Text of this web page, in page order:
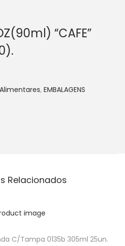
“CAFE”
, EMBALAGENS
Relacionados
C/Tampa 0135b 305ml 25un.